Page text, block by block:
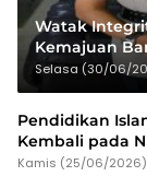
Watak
Kemajuan
Selasa (30/06/
Pendidikan
Kembali pada
Kamis (25/06/2026)